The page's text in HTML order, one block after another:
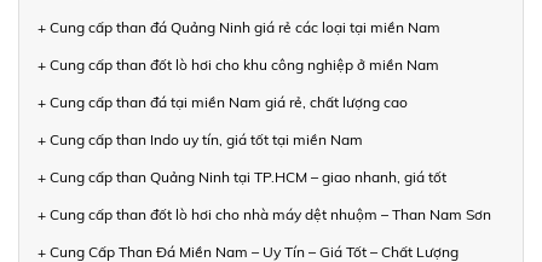
+ Cung cấp than đá Quảng Ninh giá rẻ các loại tại miền Nam
+ Cung cấp than đốt lò hơi cho khu công nghiệp ở miền Nam
+ Cung cấp than đá tại miền Nam giá rẻ, chất lượng cao
+ Cung cấp than Indo uy tín, giá tốt tại miền Nam
+ Cung cấp than Quảng Ninh tại TP.HCM – giao nhanh, giá tốt
+ Cung cấp than đốt lò hơi cho nhà máy dệt nhuộm – Than Nam Sơn
+ Cung Cấp Than Đá Miền Nam – Uy Tín – Giá Tốt – Chất Lượng